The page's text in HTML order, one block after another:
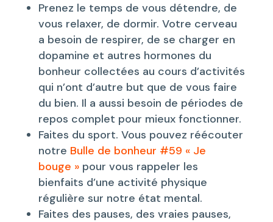
Prenez le temps de vous détendre, de
vous relaxer, de dormir. Votre cerveau
a besoin de respirer, de se charger en
dopamine et autres hormones du
bonheur collectées au cours d’activités
qui n’ont d’autre but que de vous faire
du bien. Il a aussi besoin de périodes de
repos complet pour mieux fonctionner.
Faites du sport. Vous pouvez réécouter
notre Bulle de bonheur #59 « Je
bouge »pour vous rappeler les
bienfaits d’une activité physique
régulière sur notre état mental.
Faites des pauses, des vraies pauses,